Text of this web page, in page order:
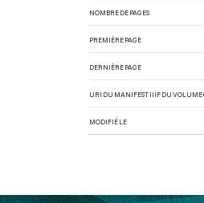
NOMBRE DE PAGES
PREMIÈRE PAGE
DERNIÈRE PAGE
URI DU MANIFEST IIIF DU
MODIFIÉ LE